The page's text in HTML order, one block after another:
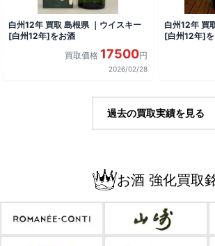
白州12年 買取 島根県 ｜ウイスキー
[白州12年]をお酒
買取価格 17500円
2026/02/28
白州12年 買
[白州12年]
過去の買取実績を見る
お酒 強化買取